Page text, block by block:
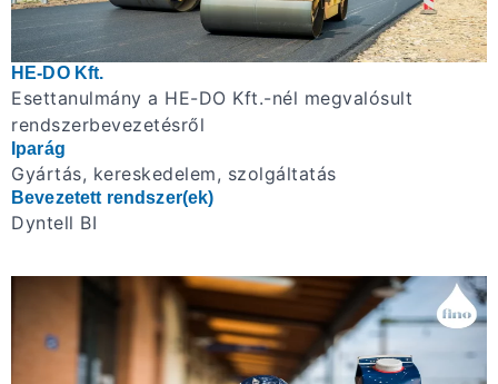
HE-DO Kft.
Esettanulmány a HE-DO Kft.-nél megvalósult
rendszerbevezetésről
Iparág
Gyártás, kereskedelem, szolgáltatás
Bevezetett rendszer(ek)
Dyntell BI